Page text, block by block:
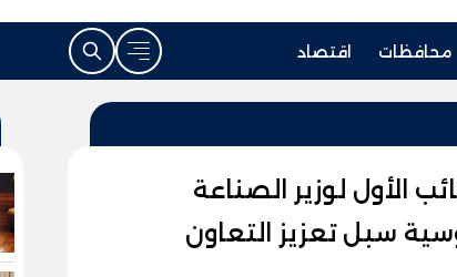
محافظات اقتصاد
الأول لوزير الصناعة